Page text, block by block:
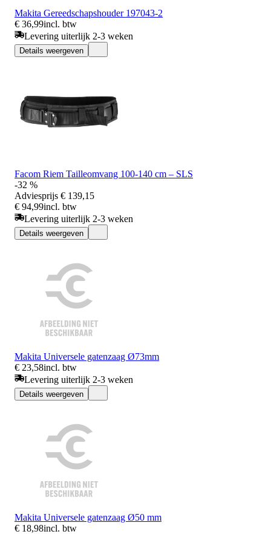
Makita Gereedschapshouder 197043-2
€ 36,99incl. btw
Levering uiterlijk 2-3 weken
Details weergeven
Facom Riem Tailleomvang 100-140 cm – SLS
-32 %
Adviesprijs € 139,15
€ 94,99incl. btw
Levering uiterlijk 2-3 weken
Details weergeven
Makita Universele gatenzaag Ø73mm
€ 23,58incl. btw
Levering uiterlijk 2-3 weken
Details weergeven
Makita Universele gatenzaag Ø50 mm
€ 18,98incl. btw